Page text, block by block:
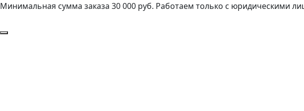
Минимальная сумма заказа 30 000 руб. Работаем только с юридическими